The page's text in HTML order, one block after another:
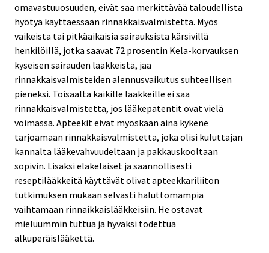
omavastuuosuuden, eivät saa merkittävää taloudellista
hyötyä käyttäessään rinnakkaisvalmistetta. Myös
vaikeista tai pitkäaikaisia sairauksista kärsivillä
henkilöillä, jotka saavat 72 prosentin Kela-korvauksen
kyseisen sairauden lääkkeistä, jää
rinnakkaisvalmisteiden alennusvaikutus suhteellisen
pieneksi. Toisaalta kaikille lääkkeille ei saa
rinnakkaisvalmistetta, jos lääkepatentit ovat vielä
voimassa. Apteekit eivät myöskään aina kykene
tarjoamaan rinnakkaisvalmistetta, joka olisi kuluttajan
kannalta lääkevahvuudeltaan ja pakkauskooltaan
sopivin. Lisäksi eläkeläiset ja säännöllisesti
reseptilääkkeitä käyttävät olivat apteekkariliiton
tutkimuksen mukaan selvästi haluttomampia
vaihtamaan rinnaikkaislääkkeisiin. He ostavat
mieluummin tuttua ja hyväksi todettua
alkuperäislääkettä.